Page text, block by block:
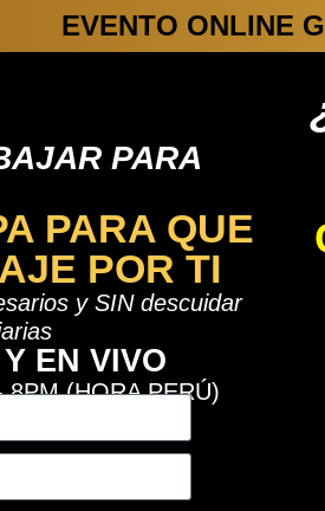
EVENTO ONLINE
PARA
PARA QUE
POR TI
y SIN descuidar
EN VIVO
(HORA PERÚ)